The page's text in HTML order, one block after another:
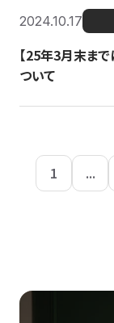
2024.10.17
【25年3月末ま
ついて
1 ...